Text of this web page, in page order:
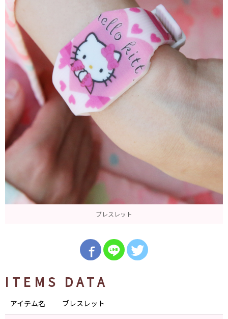
ブレスレット
ITEMS DATA
アイテム名 ブレスレット